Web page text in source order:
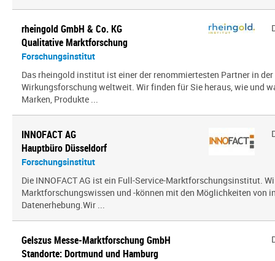
rheingold GmbH & Co. KG
Qualitative Marktforschung
Forschungsinstitut
Das rheingold institut ist einer der renommiertesten Partner in
Wirkungsforschung weltweit. Wir finden für Sie heraus, wie und
Marken, Produkte ...
INNOFACT AG
Hauptbüro Düsseldorf
Forschungsinstitut
Die INNOFACT AG ist ein Full-Service-Marktforschungsinstitut.
Marktforschungswissen und -können mit den Möglichkeiten von
Datenerhebung.Wir ...
Gelszus Messe-Marktforschung GmbH
Standorte: Dortmund und Hamburg